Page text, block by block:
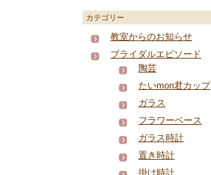
カテゴリー
教室からのお知らせ
ブライダルエピソード
陶芸
たいmon君カップ
ガラス
フラワーベース
ガラス時計
置き時計
掛け時計